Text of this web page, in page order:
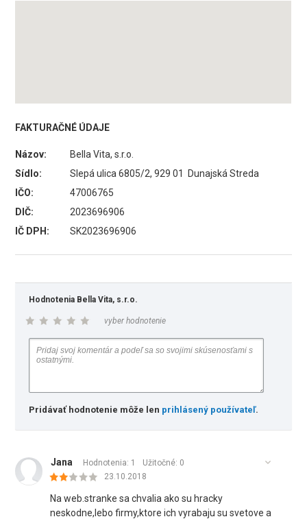
FAKTURAČNÉ ÚDAJE
Názov:
Bella Vita, s.r.o.
Sídlo:
Slepá ulica 6805/2, 929 01 Dunajská Streda
IČO:
47006765
DIČ:
2023696906
IČ DPH:
SK2023696906
Hodnotenia Bella Vita, s.r.o.
vyber hodnotenie
Pridávať hodnotenie môže len prihlásený používateľ.
Jana Hodnotenia: 1 Užitočné: 0
23.10.2018
Na web.stranke sa chvalia ako su hracky
neskodne,lebo firmy,ktore ich vyrabaju su svetove a